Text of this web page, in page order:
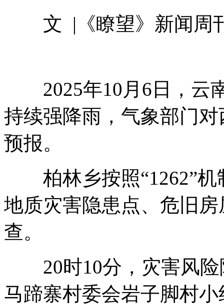
文 |《瞭望》新闻周
2025年10月6日，云
持续强降雨，气象部门
预报。
柏林乡按照“1262”机
地质灾害隐患点、危旧
查。
20时10分，灾害风险
马蹄寨村委会岩子脚村